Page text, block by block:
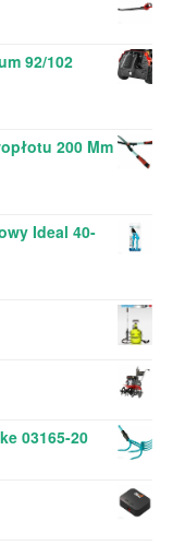
92/102
200 Mm
Ideal 40-
03165-20